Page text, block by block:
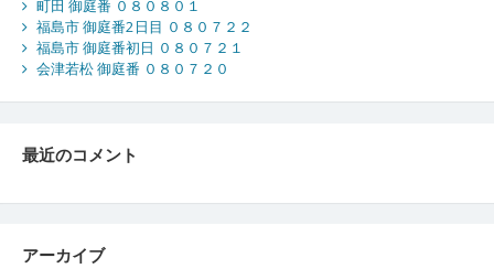
町田 御庭番 ０８０８０１
福島市 御庭番2日目 ０８０７２２
福島市 御庭番初日 ０８０７２１
会津若松 御庭番 ０８０７２０
最近のコメント
アーカイブ